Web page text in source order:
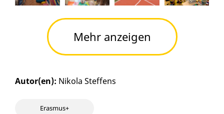
Mehr anzeigen
Autor(en): Nikola Steffens
Erasmus+